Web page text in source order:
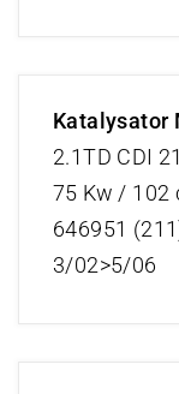
Katalysator
2.1TD CDI
75 Kw / 102
646951
3/02>5/06